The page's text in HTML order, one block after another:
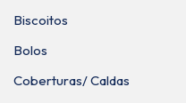
Biscoitos
Bolos
Coberturas/ Caldas